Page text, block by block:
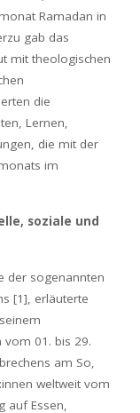
Ramadan in
gab das
mit theologischen
die
Lernen,
die mit der
im
soziale und
der sogenannten
[1], erläuterte
vom 01. bis 29.
am So,
weltweit vom
auf Essen,